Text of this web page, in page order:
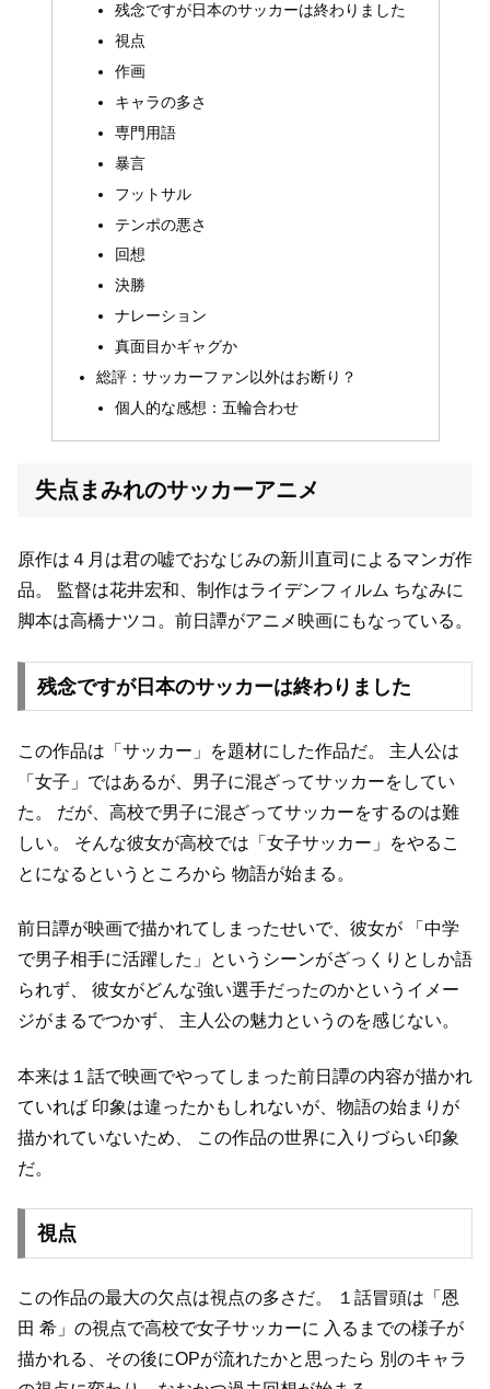
残念ですが日本のサッカーは終わりました
視点
作画
キャラの多さ
専門用語
暴言
フットサル
テンポの悪さ
回想
決勝
ナレーション
真面目かギャグか
総評：サッカーファン以外はお断り？
個人的な感想：五輪合わせ
失点まみれのサッカーアニメ
原作は４月は君の嘘でおなじみの新川直司によるマンガ作
品。
監督は花井宏和、制作はライデンフィルム ちなみに
脚本は高橋ナツコ。前日譚がアニメ映画にもなっている。
残念ですが日本のサッカーは終わりました
この作品は「サッカー」を題材にした作品だ。
主人公は
「女子」ではあるが、男子に混ざってサッカーをしてい
た。
だが、高校で男子に混ざってサッカーをするのは難
しい。
そんな彼女が高校では「女子サッカー」をやるこ
とになるというところから 物語が始まる。
前日譚が映画で描かれてしまったせいで、彼女が 「中学
で男子相手に活躍した」というシーンがざっくりとしか語
られず、
彼女がどんな強い選手だったのかというイメー
ジがまるでつかず、
主人公の魅力というのを感じない。
本来は１話で映画でやってしまった前日譚の内容が描かれ
ていれば 印象は違ったかもしれないが、物語の始まりが
描かれていないため、
この作品の世界に入りづらい印象
だ。
視点
この作品の最大の欠点は視点の多さだ。
１話冒頭は「恩
田 希」の視点で高校で女子サッカーに 入るまでの様子が
描かれる、その後にOPが流れたかと思ったら 別のキャラ